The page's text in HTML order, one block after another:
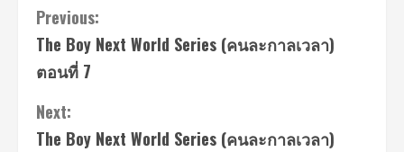
Continue
Reading
Previous:
The Boy Next World Series (คนละกาลเวลา)
ตอนที่ 7
Next:
The Boy Next World Series (คนละกาลเวลา)